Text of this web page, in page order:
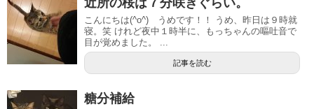
こんにちは(^o^) うめです！！ うめ、昨日は９時就
寝。笑 けれど夜中１時半に、もっちゃんの嘔吐音で
目が覚めました。 ...
記事を読む
糖分補給